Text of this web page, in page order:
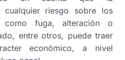
cualquier riesgo sobre los
como fuga, alteración o
entre otros, puede traer
económico, a nivel